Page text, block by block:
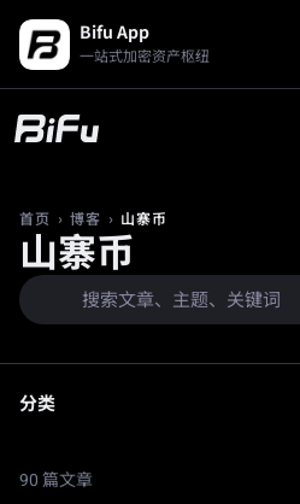
Bifu App
一站式加密资产枢纽
首页 › 博客 › 山寨币
山寨币
分类
90 篇文章